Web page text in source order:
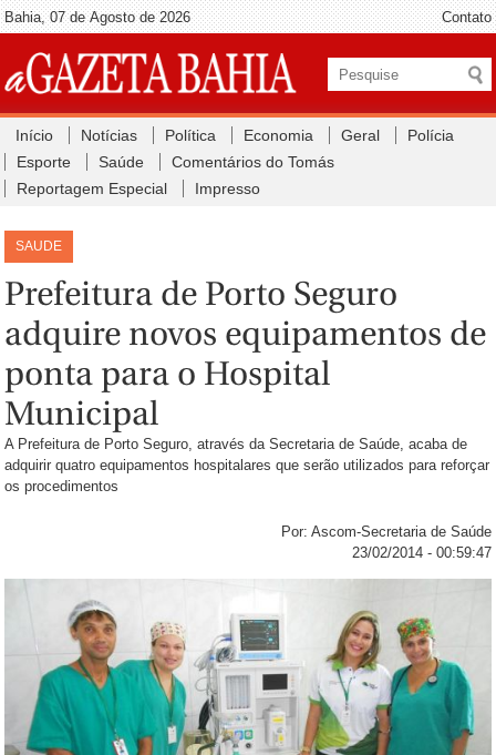
Bahia, 07 de Agosto de 2026 Contato
Início Notícias Política Economia Geral
Polícia
Esporte
Saúde
Comentários do Tomás
Reportagem Especial
Impresso
SAUDE
Prefeitura de Porto Seguro
adquire novos equipamentos de
ponta para o Hospital
Municipal
A Prefeitura de Porto Seguro, através da Secretaria de Saúde, acaba de
adquirir quatro equipamentos hospitalares que serão utilizados para reforçar
os procedimentos
Por: Ascom-Secretaria de Saúde
23/02/2014 - 00:59:47